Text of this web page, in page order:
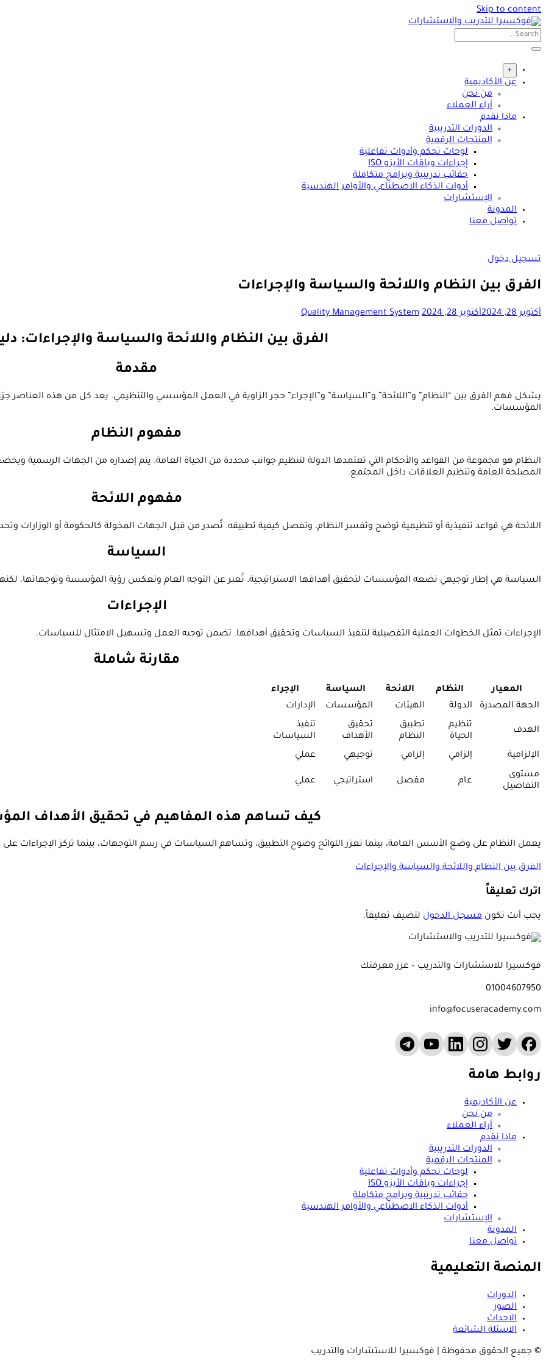
Skip to content
+
عن الأكاديمية
من نحن
أراء العملاء
ماذا نقدم
الدورات التدريبية
المنتجات الرقمية
لوحات تحكم وأدوات تفاعلية
إجراءات وباقات الأيزو ISO
حقائب تدريبية وبرامج متكاملة
أدوات الذكاء الاصطناعي والأوامر الهندسية
الإستشارات
المدونة
تواصل معنا
تسجيل دخول
الفرق بين النظام واللائحة والسياسة والإجراءات
أكتوبر 28, 2024 أكتوبر 28, 2024 Quality Management System
الفرق بين النظام واللائحة والسياسة والإجراءات:
مقدمة
يشكل فهم الفرق بين “النظام” و”اللائحة” و”السياسة” و”الإجراء” حجر الزاوية في العمل المؤسسي والتنظيمي. يعد كل من هذه
المؤسسات.
مفهوم النظام
النظام هو مجموعة من القواعد والأحكام التي تعتمدها الدولة لتنظيم جوانب محددة من الحياة العامة. يتم إصداره من الجهات الرسمية
المصلحة العامة وتنظيم العلاقات داخل المجتمع.
مفهوم اللائحة
اللائحة هي قواعد تنفيذية أو تنظيمية توضح وتفسر النظام، وتفصل كيفية تطبيقه. تُصدر من قبل الجهات المخولة كالحكومة أو الوزارات
السياسة
السياسة هي إطار توجيهي تضعه المؤسسات لتحقيق أهدافها الاستراتيجية. تُعبر عن التوجه العام وتعكس رؤية المؤسسة وتوجهاتها،
الإجراءات
الإجراءات تمثل الخطوات العملية التفصيلية لتنفيذ السياسات وتحقيق أهدافها. تضمن توجيه العمل وتسهيل الامتثال للسياسات.
مقارنة شاملة
المعيار النظام اللائحة السياسة
الإجراء
الجهة المصدرة
الدولة الهيئات المؤسسات الإدارات
الهدف
تنظيم
الحياة
تطبيق
النظام
تحقيق
الأهداف
تنفيذ
السياسات
الإلزامية
إلزامي إلزامي توجيهي
عملي
مستوى
التفاصيل
عام مفصل استراتيجي عملي
كيف تساهم هذه المفاهيم في تحقيق الأهداف
يعمل النظام على وضع الأسس العامة، بينما تعزز اللوائح وضوح التطبيق، وتساهم السياسات في رسم التوجهات، بينما تركز الإجراءات على
الفرق بين النظام واللائحة والسياسة والإجراءات
اترك تعليقاً
يجب أنت تكون مسجل الدخول لتضيف تعليقاً.
فوكسيرا للاستشارات والتدريب – عزز معرفتك
01004607950
info@focuseracademy.com
روابط هامة
عن الأكاديمية
من نحن
أراء العملاء
ماذا نقدم
الدورات التدريبية
المنتجات الرقمية
لوحات تحكم وأدوات تفاعلية
إجراءات وباقات الأيزو ISO
حقائب تدريبية وبرامج متكاملة
أدوات الذكاء الاصطناعي والأوامر الهندسية
الإستشارات
المدونة
تواصل معنا
المنصة التعليمية
الدورات
الصور
الاحداث
الاسئلة الشائعة
© جميع الحقوق محفوظة | فوكسيرا للاستشارات والتدريب